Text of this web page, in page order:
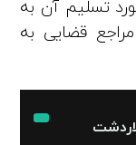
تسلیم آن به
قضایی به